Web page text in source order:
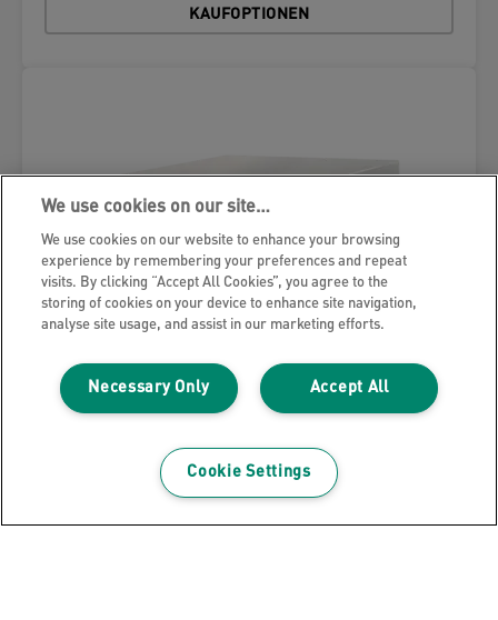
KAUFOPTIONEN
Leitz Click & Store WOW
Aufbewahrungs- und Transportbox
We use cookies on our site…
We use cookies on our website to enhance your browsing
experience by remembering your preferences and repeat
visits. By clicking “Accept All Cookies”, you agree to the
storing of cookies on your device to enhance site navigation,
analyse site usage, and assist in our marketing efforts.
Accept All
Necessary Only
Cookie Settings